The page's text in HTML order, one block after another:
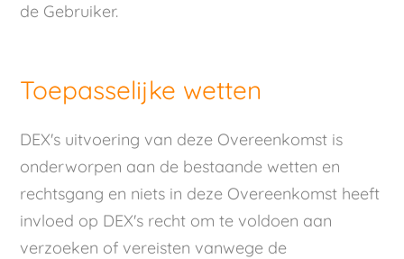
de Gebruiker.
Toepasselijke wetten
DEX's uitvoering van deze Overeenkomst is
onderworpen aan de bestaande wetten en
rechtsgang en niets in deze Overeenkomst heeft
invloed op DEX's recht om te voldoen aan
verzoeken of vereisten vanwege de